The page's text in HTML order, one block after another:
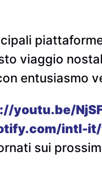
viaggio
entusiasmo
youtu.be/
intl-it/
sui